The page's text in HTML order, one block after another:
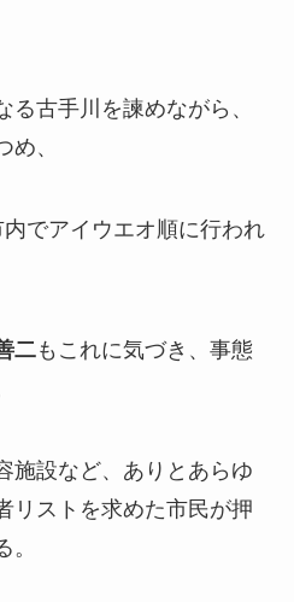
古手川を諫めながら、
、
でアイウエオ順に行われ
二もこれに気づき、事態
施設など、ありとあらゆ
リストを求めた市民が押